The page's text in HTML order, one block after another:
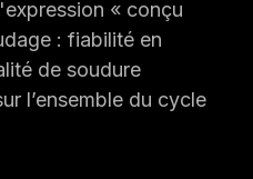
« conçu
: fiabilité en
de soudure
l’ensemble du cycle